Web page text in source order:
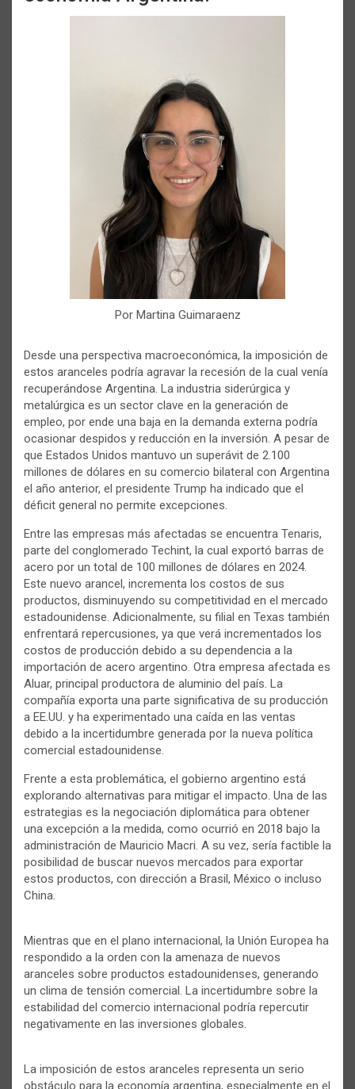
Por Martina Guimaraenz
Desde una perspectiva macroeconómica, la imposición de
estos aranceles podría agravar la recesión de la cual venía
recuperándose Argentina. La industria siderúrgica y
metalúrgica es un sector clave en la generación de
empleo, por ende una baja en la demanda externa podría
ocasionar despidos y reducción en la inversión. A pesar de
que Estados Unidos mantuvo un superávit de 2.100
millones de dólares en su comercio bilateral con Argentina
el año anterior, el presidente Trump ha indicado que el
déficit general no permite excepciones.
Entre las empresas más afectadas se encuentra Tenaris,
parte del conglomerado Techint, la cual exportó barras de
acero por un total de 100 millones de dólares en 2024.
Este nuevo arancel, incrementa los costos de sus
productos, disminuyendo su competitividad en el mercado
estadounidense. Adicionalmente, su filial en Texas también
enfrentará repercusiones, ya que verá incrementados los
costos de producción debido a su dependencia a la
importación de acero argentino. Otra empresa afectada es
Aluar, principal productora de aluminio del país. La
compañía exporta una parte significativa de su producción
a EE.UU. y ha experimentado una caída en las ventas
debido a la incertidumbre generada por la nueva política
comercial estadounidense.
Frente a esta problemática, el gobierno argentino está
explorando alternativas para mitigar el impacto. Una de las
estrategias es la negociación diplomática para obtener
una excepción a la medida, como ocurrió en 2018 bajo la
administración de Mauricio Macri. A su vez, sería factible la
posibilidad de buscar nuevos mercados para exportar
estos productos, con dirección a Brasil, México o incluso
China.
Mientras que en el plano internacional, la Unión Europea ha
respondido a la orden con la amenaza de nuevos
aranceles sobre productos estadounidenses, generando
un clima de tensión comercial. La incertidumbre sobre la
estabilidad del comercio internacional podría repercutir
negativamente en las inversiones globales.
La imposición de estos aranceles representa un serio
obstáculo para la economía argentina, especialmente en el